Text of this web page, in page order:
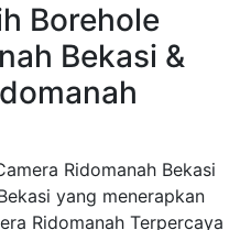
Borehole
Bekasi &
Ridomanah Bekasi
yang menerapkan
Ridomanah Terpercaya